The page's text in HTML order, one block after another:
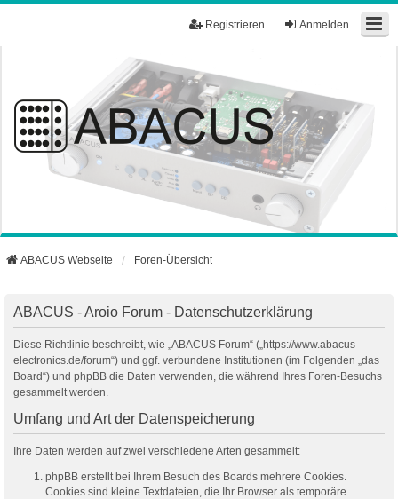
Anmelden
Registrieren
ABACUS Webseite Foren-Übersicht
ABACUS - Aroio Forum - Datenschutzerklärung
Diese Richtlinie beschreibt, wie „ABACUS Forum“ („https://www.abacus-
electronics.de/forum“) und ggf. verbundene Institutionen (im Folgenden „das
Board“) und phpBB die Daten verwenden, die während Ihres Foren-Besuchs
gesammelt werden.
Umfang und Art der Datenspeicherung
Ihre Daten werden auf zwei verschiedene Arten gesammelt:
phpBB erstellt bei Ihrem Besuch des Boards mehrere Cookies.
Cookies sind kleine Textdateien, die Ihr Browser als temporäre